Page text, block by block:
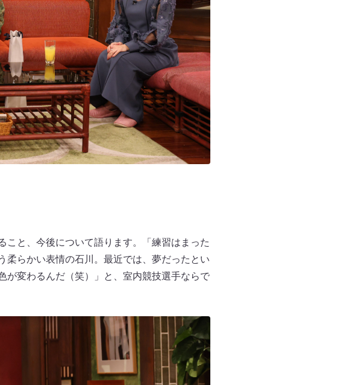
こと、今後について語ります。「練習はまった
柔らかい表情の石川。最近では、夢だったとい
が変わるんだ（笑）」と、室内競技選手ならで